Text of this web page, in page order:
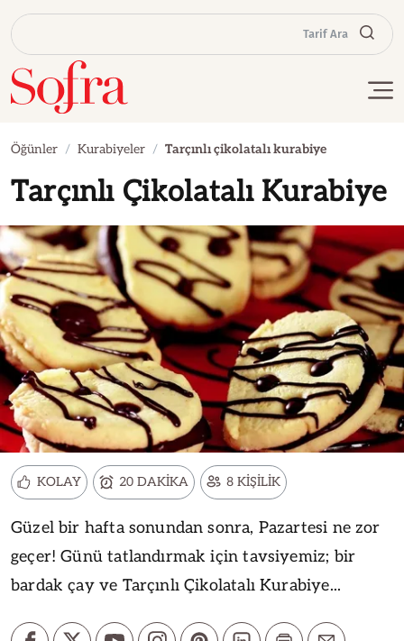
Tarif Ara
Öğünler Kurabiyeler Tarçınlı çikolatalı kurabiye
Tarçınlı Çikolatalı Kurabiye
KOLAY 20 DAKİKA 8 KİŞİLİK
Güzel bir hafta sonundan sonra, Pazartesi ne zor
geçer! Günü tatlandırmak için tavsiyemiz; bir
bardak çay ve Tarçınlı Çikolatalı Kurabiye...